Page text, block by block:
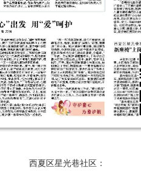
西夏区星光巷社区：